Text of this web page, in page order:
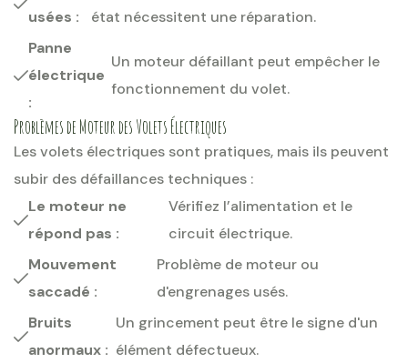
usées :
état nécessitent une réparation.
Panne
électrique
:
Un moteur défaillant peut empêcher le
fonctionnement du volet.
Problèmes de Moteur des Volets Électriques
Les volets électriques sont pratiques, mais ils peuvent
subir des défaillances techniques :
Le moteur ne
répond pas :
Vérifiez l’alimentation et le
circuit électrique.
Mouvement
saccadé :
Problème de moteur ou
d'engrenages usés.
Bruits
anormaux :
Un grincement peut être le signe d'un
élément défectueux.